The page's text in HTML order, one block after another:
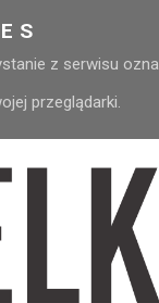
z serwisu
przeglądarki.